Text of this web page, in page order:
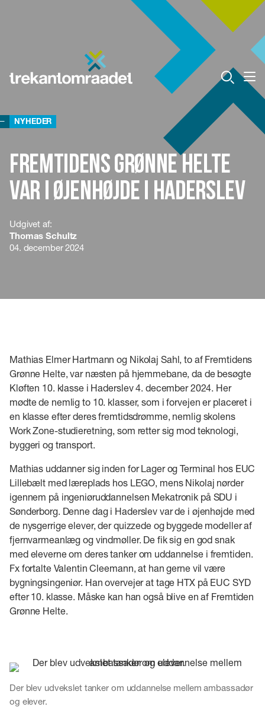
NYHEDER
Fremtidens Grønne Helte
var i øjenhøjde i Haderslev
Udgivet af:
Thomas Schultz
04. december 2024
Mathias Elmer Hartmann og Nikolaj Sahl, to af Fremtidens
Grønne Helte, var næsten på hjemmebane, da de besøgte
Kløften 10. klasse i Haderslev 4. december 2024. Her
mødte de nemlig to 10. klasser, som i forvejen er placeret i
en klasse efter deres fremtidsdrømme, nemlig skolens
Work Zone-studieretning, som retter sig mod teknologi,
byggeri og transport.
Mathias uddanner sig inden for Lager og Terminal hos EUC
Lillebælt med læreplads hos LEGO, mens Nikolaj nørder
igennem på ingeniøruddannelsen Mekatronik på SDU i
Sønderborg. Denne dag i Haderslev var de i øjenhøjde med
de nysgerrige elever, der quizzede og byggede modeller af
fjernvarmeanlæg og vindmøller. De fik sig en god snak
med eleverne om deres tanker om uddannelse i fremtiden.
Fx fortalte Valentin Cleemann, at han gerne vil være
bygningsingeniør. Han overvejer at tage HTX på EUC SYD
efter 10. klasse. Måske kan han også blive en af Fremtiden
Grønne Helte.
Der blev udvekslet tanker om uddannelse mellem ambassadør
og elever.